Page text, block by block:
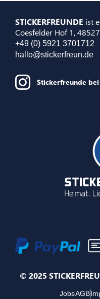
© 2025
JobsAGB
STICKERFREUNDE ist
Coesfelder Hof 1,
+49 (0) 5921 3701712
hallo@stickerfreun.de
Stickerfreunde